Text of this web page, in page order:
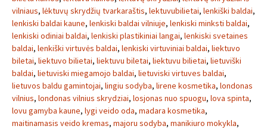
vilniaus, lėktuvų skrydžių tvarkaraštis, lektuvubilietai, lenkiški baldai,
lenkiski baldai kaune, lenkiski baldai vilniuje, lenkiski minksti baldai,
lenkiski odiniai baldai, lenkiski plastikiniai langai, lenkiski svetaines
baldai, lenkiški virtuvės baldai, lenkiski virtuviniai baldai, liektuvo
biletai, liektuvo bilietai, liektuvu biletai, liektuvu bilietai, lietuviški
baldai, lietuviski miegamojo baldai, lietuviski virtuves baldai,
lietuvos baldu gamintojai, lingiu sodyba, lirene kosmetika, londonas
vilnius, londonas vilnius skrydziai, losjonas nuo spuogu, lova spinta,
lovu gamyba kaune, lygi veido oda, madara kosmetika,
maitinamasis veido kremas, majoru sodyba, manikiuro mokykla,